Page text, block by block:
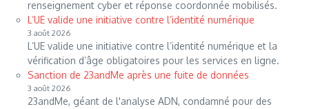
renseignement cyber et réponse coordonnée mobilisés.
L’UE valide une initiative contre l’identité numérique
3 août 2026
L’UE valide une initiative contre l’identité numérique et la
vérification d’âge obligatoires pour les services en ligne.
Sanction de 23andMe après une fuite de données
3 août 2026
23andMe, géant de l'analyse ADN, condamné pour des